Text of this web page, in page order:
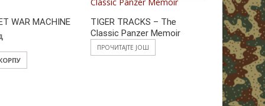
WAR MACHINE
TIGER TRACKS – The
Classic Panzer Memoir
ПРОЧИТАЈТЕ ЈОШ